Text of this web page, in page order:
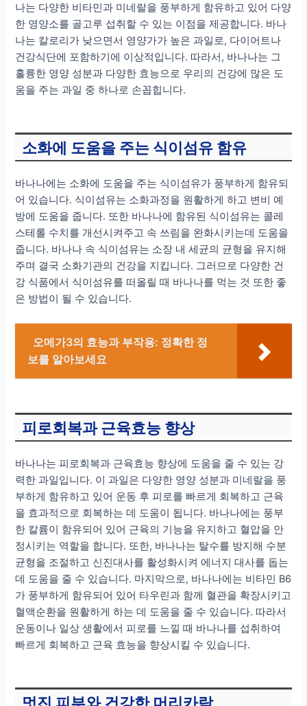
나는 다양한 비타민과 미네랄을 풍부하게 함유하고 있어 다양
한 영양소를 골고루 섭취할 수 있는 이점을 제공합니다. 바나
나는 칼로리가 낮으면서 영양가가 높은 과일로, 다이어트나
건강식단에 포함하기에 이상적입니다. 따라서, 바나나는 그
훌륭한 영양 성분과 다양한 효능으로 우리의 건강에 많은 도
움을 주는 과일 중 하나로 손꼽힙니다.
소화에 도움을 주는 식이섬유 함유
바나나에는 소화에 도움을 주는 식이섬유가 풍부하게 함유되
어 있습니다. 식이섬유는 소화과정을 원활하게 하고 변비 예
방에 도움을 줍니다. 또한 바나나에 함유된 식이섬유는 콜레
스테롤 수치를 개선시켜주고 속 쓰림을 완화시키는데 도움을
줍니다. 바나나 속 식이섬유는 소장 내 세균의 균형을 유지해
주며 결국 소화기관의 건강을 지킵니다. 그러므로 다양한 건
강 식품에서 식이섬유를 떠올릴 때 바나나를 먹는 것 또한 좋
은 방법이 될 수 있습니다.
오메가3의 효능과 부작용: 정확한 정
보를 알아보세요
피로회복과 근육효능 향상
바나나는 피로회복과 근육효능 향상에 도움을 줄 수 있는 강
력한 과일입니다. 이 과일은 다양한 영양 성분과 미네랄을 풍
부하게 함유하고 있어 운동 후 피로를 빠르게 회복하고 근육
을 효과적으로 회복하는 데 도움이 됩니다. 바나나에는 풍부
한 칼륨이 함유되어 있어 근육의 기능을 유지하고 혈압을 안
정시키는 역할을 합니다. 또한, 바나나는 탈수를 방지해 수분
균형을 조절하고 신진대사를 활성화시켜 에너지 대사를 돕는
데 도움을 줄 수 있습니다. 마지막으로, 바나나에는 비타민 B6
가 풍부하게 함유되어 있어 타우린과 함께 혈관을 확장시키고
혈액순환을 원활하게 하는 데 도움을 줄 수 있습니다. 따라서
운동이나 일상 생활에서 피로를 느낄 때 바나나를 섭취하여
빠르게 회복하고 근육 효능을 향상시킬 수 있습니다.